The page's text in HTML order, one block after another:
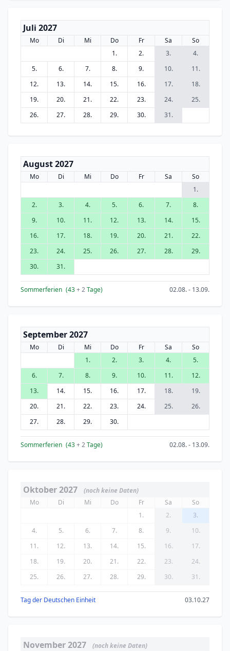
Juli 2027
Mo Di Mi Do Fr Sa
So
1.
2. 3.
4.
5.
6. 7. 8. 9. 10.
11.
12.
13. 14. 15. 16. 17.
18.
19.
20. 21. 22. 23. 24.
25.
26.
27. 28. 29. 30. 31.
August 2027
Mo Di Mi Do Fr Sa
So
1.
2.
3. 4. 5. 6. 7.
8.
9.
10. 11. 12. 13. 14.
15.
16.
17. 18. 19. 20. 21.
22.
23.
24. 25. 26. 27. 28.
29.
30.
31.
Sommerferien (43+ 2Tage) 02.08. - 13.09.
September 2027
Mo Di Mi Do Fr Sa
So
1.
2. 3. 4.
5.
6.
7. 8. 9. 10. 11.
12.
13.
14. 15. 16. 17. 18.
19.
20.
21. 22. 23. 24. 25.
26.
27.
28. 29. 30.
Sommerferien (43+ 2Tage) 02.08. - 13.09.
Oktober 2027
(noch keine Daten)
Mo
Di Mi Do Fr Sa
So
1.
2.
3.
4.
5. 6. 7. 8. 9.
10.
11.
12. 13. 14. 15. 16.
17.
18.
19. 20. 21. 22. 23.
24.
25.
26. 27. 28. 29. 30. 31.
Tag der Deutschen Einheit 03.10.27
November 2027
(noch keine Daten)